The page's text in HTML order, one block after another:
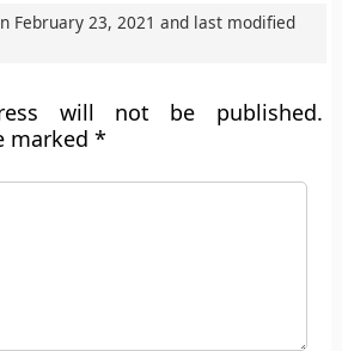
February 23, 2021 and last modified
will not be published.
marked*